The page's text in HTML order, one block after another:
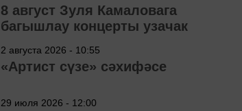
8 август Зуля Камаловага
багышлау концерты узачак
2 августа 2026 - 10:55
«Артист сүзе» сәхифәсе
29 июля 2026 - 12:00